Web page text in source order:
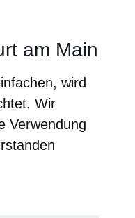
am Main
wird
Wir
Verwendung